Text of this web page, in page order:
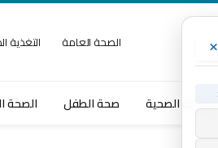
الصحة العامة التغذية
التغذية الصحية صحة الطفل الصحة
×